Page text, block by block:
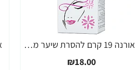
אורנה 19 קרם להסרת שיער מהפנים 80 גרם
₪18.00